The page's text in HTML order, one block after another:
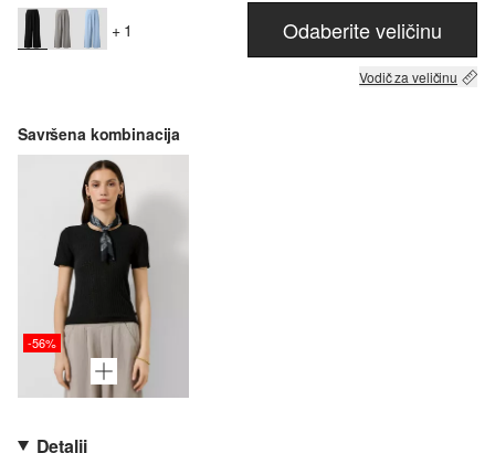
+ 1 Odaberite veličinu
Vodič za veličinu
Savršena kombinacija
-56%
Detalji